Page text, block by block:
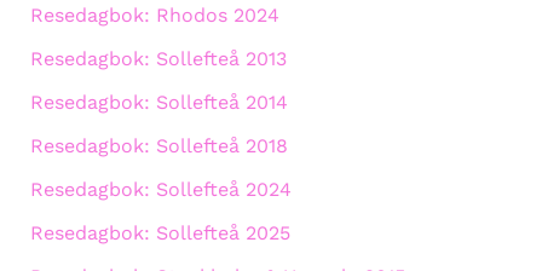
Resedagbok: Rhodos 2024
Resedagbok: Sollefteå 2013
Resedagbok: Sollefteå 2014
Resedagbok: Sollefteå 2018
Resedagbok: Sollefteå 2024
Resedagbok: Sollefteå 2025